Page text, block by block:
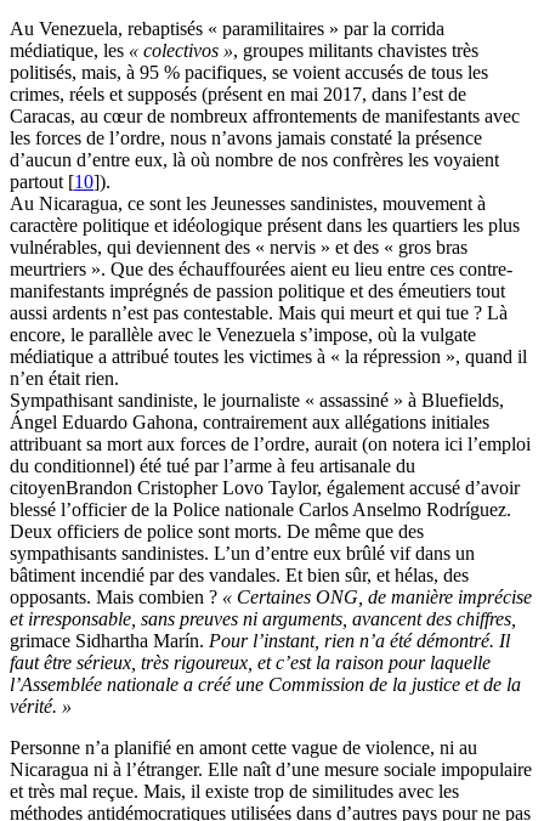
Au Venezuela, rebaptisés « paramilitaires » par la corrida
médiatique, les « colectivos », groupes militants chavistes très
politisés, mais, à 95 % pacifiques, se voient accusés de tous les
crimes, réels et supposés (présent en mai 2017, dans l’est de
Caracas, au cœur de nombreux affrontements de manifestants avec
les forces de l’ordre, nous n’avons jamais constaté la présence
d’aucun d’entre eux, là où nombre de nos confrères les voyaient
partout [10]).
Au Nicaragua, ce sont les Jeunesses sandinistes, mouvement à
caractère politique et idéologique présent dans les quartiers les plus
vulnérables, qui deviennent des « nervis » et des « gros bras
meurtriers ». Que des échauffourées aient eu lieu entre ces contre-
manifestants imprégnés de passion politique et des émeutiers tout
aussi ardents n’est pas contestable. Mais qui meurt et qui tue ? Là
encore, le parallèle avec le Venezuela s’impose, où la vulgate
médiatique a attribué toutes les victimes à « la répression », quand il
n’en était rien.
Sympathisant sandiniste, le journaliste « assassiné » à Bluefields,
Ángel Eduardo Gahona, contrairement aux allégations initiales
attribuant sa mort aux forces de l’ordre, aurait (on notera ici l’emploi
du conditionnel) été tué par l’arme à feu artisanale du
citoyenBrandon Cristopher Lovo Taylor, également accusé d’avoir
blessé l’officier de la Police nationale Carlos Anselmo Rodríguez.
Deux officiers de police sont morts. De même que des
sympathisants sandinistes. L’un d’entre eux brûlé vif dans un
bâtiment incendié par des vandales. Et bien sûr, et hélas, des
opposants. Mais combien ? « Certaines ONG, de manière imprécise
et irresponsable, sans preuves ni arguments, avancent des chiffres,
grimace Sidhartha Marín. Pour l’instant, rien n’a été démontré. Il
faut être sérieux, très rigoureux, et c’est la raison pour laquelle
l’Assemblée nationale a créé une Commission de la justice et de la
vérité. »
Personne n’a planifié en amont cette vague de violence, ni au
Nicaragua ni à l’étranger. Elle naît d’une mesure sociale impopulaire
et très mal reçue. Mais, il existe trop de similitudes avec les
méthodes antidémocratiques utilisées dans d’autres pays pour ne pas